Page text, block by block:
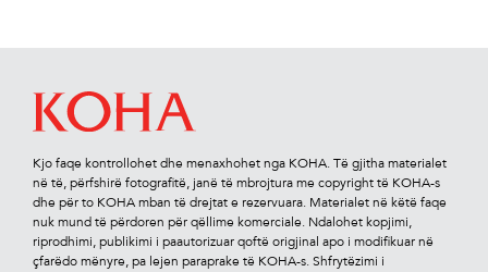
Kjo faqe kontrollohet dhe menaxhohet nga KOHA. Të gjitha materialet
në të, përfshirë fotograﬁtë, janë të mbrojtura me copyright të KOHA-s
dhe për to KOHA mban të drejtat e rezervuara. Materialet në këtë faqe
nuk mund të përdoren për qëllime komerciale. Ndalohet kopjimi,
riprodhimi, publikimi i paautorizuar qoftë origjinal apo i modiﬁkuar në
çfarëdo mënyre, pa lejen paraprake të KOHA-s. Shfrytëzimi i